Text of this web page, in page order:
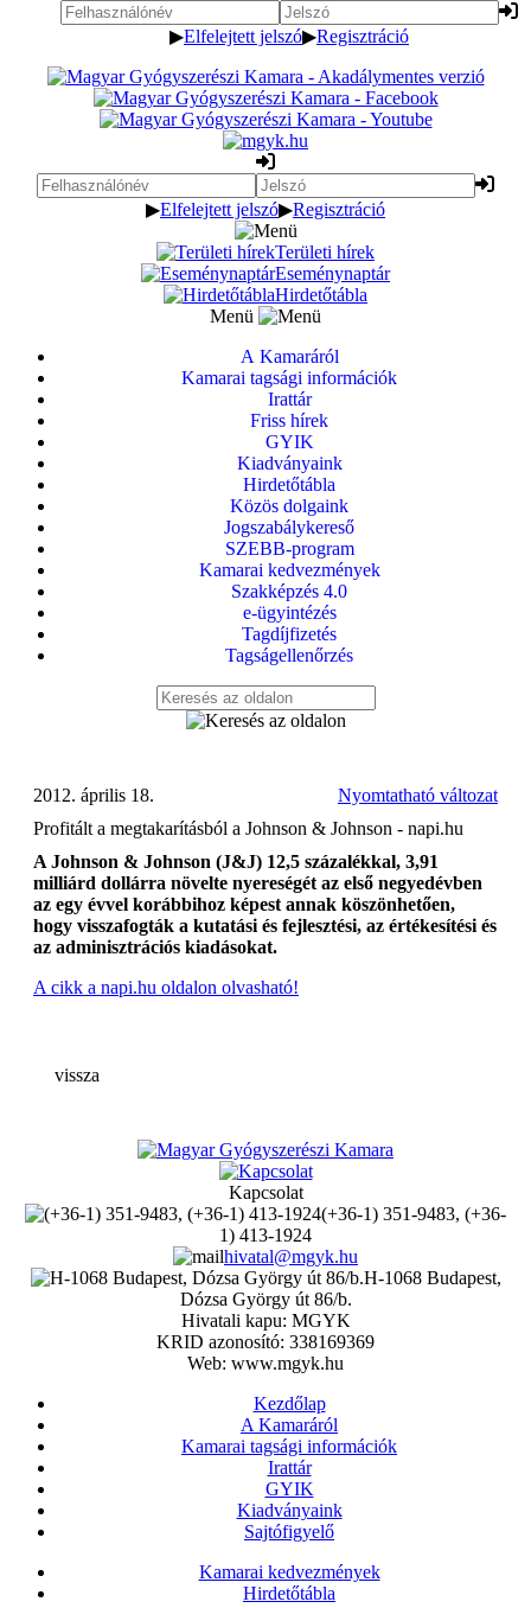
▶Elfelejtett jelszó▶Regisztráció
▶Elfelejtett jelszó▶Regisztráció
Területi hírek
Eseménynaptár
Hirdetőtábla
Menü
A Kamaráról
Kamarai tagsági információk
Irattár
Friss hírek
GYIK
Kiadványaink
Hirdetőtábla
Közös dolgaink
Jogszabálykereső
SZEBB-program
Kamarai kedvezmények
Szakképzés 4.0
e-ügyintézés
Tagdíjfizetés
Tagságellenőrzés
Nyomtatható változat
2012. április 18.
Profitált a megtakarításból a Johnson & Johnson - napi.hu
A Johnson & Johnson (J&J) 12,5 százalékkal, 3,91
milliárd dollárra növelte nyereségét az első negyedévben
az egy évvel korábbihoz képest annak köszönhetően,
hogy visszafogták a kutatási és fejlesztési, az értékesítési és
az adminisztrációs kiadásokat.
A cikk a napi.hu oldalon olvasható!
vissza
Kapcsolat
(+36-1) 351-9483, (+36-
1) 413-1924
hivatal@mgyk.hu
H-1068 Budapest,
Dózsa György út 86/b.
Hivatali kapu: MGYK
KRID azonosító: 338169369
Web: www.mgyk.hu
Kezdőlap
A Kamaráról
Kamarai tagsági információk
Irattár
GYIK
Kiadványaink
Sajtófigyelő
Kamarai kedvezmények
Hirdetőtábla